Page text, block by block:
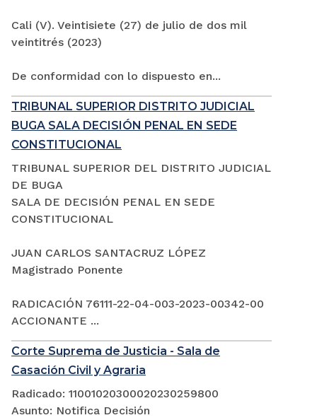
Cali (V). Veintisiete (27) de julio de dos mil
veintitrés (2023)
De conformidad con lo dispuesto en...
TRIBUNAL SUPERIOR DISTRITO JUDICIAL
BUGA SALA DECISIÓN PENAL EN SEDE
CONSTITUCIONAL
TRIBUNAL SUPERIOR DEL DISTRITO JUDICIAL
DE BUGA
SALA DE DECISIÓN PENAL EN SEDE
CONSTITUCIONAL
JUAN CARLOS SANTACRUZ LÓPEZ
Magistrado Ponente
RADICACIÓN 76111-22-04-003-2023-00342-00
ACCIONANTE ...
Corte Suprema de Justicia - Sala de
Casación Civil y Agraria
Radicado: 11001020300020230259800
Asunto: Notifica Decisión